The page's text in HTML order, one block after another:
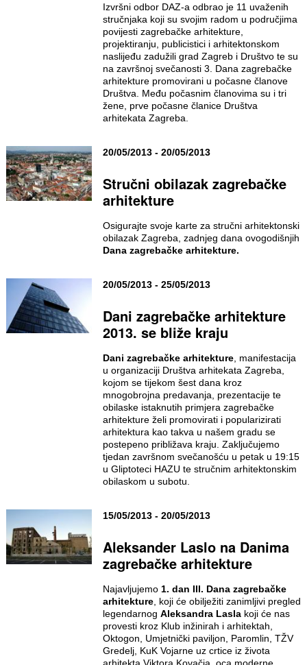
Izvršni odbor DAZ-a odbrao je 11 uvaženih
stručnjaka koji su svojim radom u područjima
povijesti zagrebačke arhitekture,
projektiranju, publicistici i arhitektonskom
naslijeđu zadužili grad Zagreb i Društvo te su
na završnoj svečanosti 3. Dana zagrebačke
arhitekture promovirani u počasne članove
Društva. Među počasnim članovima su i tri
žene, prve počasne članice Društva
arhitekata Zagreba.
20/05/2013 - 20/05/2013
Stručni obilazak zagrebačke
arhitekture
Osigurajte svoje karte za stručni arhitektonski
obilazak Zagreba, zadnjeg dana ovogodišnjih
Dana zagrebačke arhitekture.
20/05/2013 - 25/05/2013
Dani zagrebačke arhitekture
2013. se bliže kraju
Dani zagrebačke arhitekture, manifestacija
u organizaciji Društva arhitekata Zagreba,
kojom se tijekom šest dana kroz
mnogobrojna predavanja, prezentacije te
obilaske istaknutih primjera zagrebačke
arhitekture želi promovirati i popularizirati
arhitektura kao takva u našem gradu se
postepeno približava kraju. Zaključujemo
tjedan završnom svečanošću u petak u 19:15
u Gliptoteci HAZU te stručnim arhitektonskim
obilaskom u subotu.
15/05/2013 - 20/05/2013
Aleksander Laslo na Danima
zagrebačke arhitekture
Najavljujemo 1. dan III. Dana zagrebačke
arhitekture, koji će obilježiti zanimljivi pregled
legendarnog Aleksandra Laslakoji će nas
provesti kroz Klub inžinirah i arhitektah,
Oktogon, Umjetnički paviljon, Paromlin, TŽV
Gredelj, KuK Vojarne uz crtice iz života
arhitekta Viktora Kovačia, oca moderne